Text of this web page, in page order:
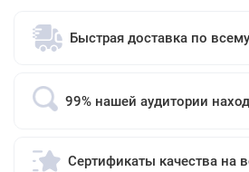
Быстрая доставка по
99% нашей аудитории
Сертификаты качества на